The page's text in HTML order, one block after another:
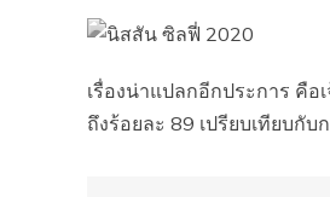
เรื่องน่าแปลกอีกประการ คื
ถึงร้อยละ 89 เปรียบเทียบกั